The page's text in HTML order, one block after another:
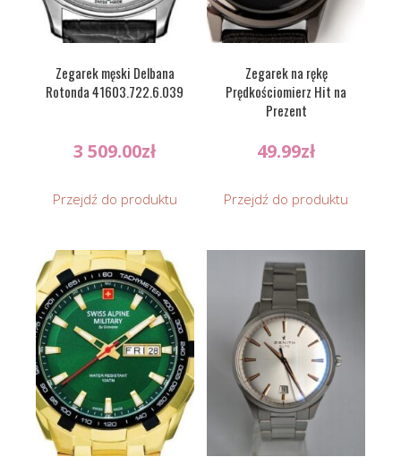
Zegarek męski Delbana
Rotonda 41603.722.6.039
3 509.00zł
Przejdź do produktu
Zegarek na rękę
Prędkościomierz Hit na
Prezent
49.99zł
Przejdź do produktu